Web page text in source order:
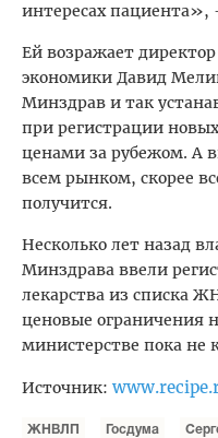
интересах пациента»,
Ей возражает
экономики Давид
Минздрав и так
при регистрации
ценами за рубежом. А
всем рынком, скорее
получится.
Несколько лет назад
Минздрава ввели
лекарства из списка
ценовые ограничения
министерстве пока не
Источник:
ЖНВЛП Госдума